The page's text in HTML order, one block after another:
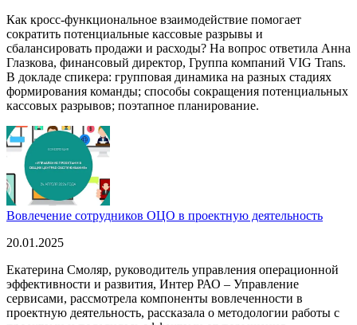
Как кросс-функциональное взаимодействие помогает
сократить потенциальные кассовые разрывы и
сбалансировать продажи и расходы? На вопрос ответила Анна
Глазкова, финансовый директор, Группа компаний VIG Trans.
В докладе спикера: групповая динамика на разных стадиях
формирования команды; способы сокращения потенциальных
кассовых разрывов; поэтапное планирование.
Вовлечение сотрудников ОЦО в проектную деятельность
20.01.2025
Екатерина Смоляр, руководитель управления операционной
эффективности и развития, Интер РАО – Управление
сервисами, рассмотрела компоненты вовлеченности в
проектную деятельность, рассказала о методологии работы с